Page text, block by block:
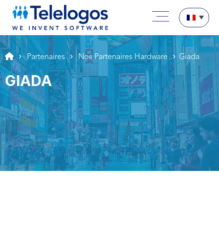
Aller au texte
Aller au menu
Passer au contenu
Menu principal
Partenaires Nos Partenaires Hardware Giada
GIADA